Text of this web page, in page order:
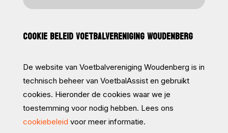
COOKIE BELEID VOETBALVERENIGING WOUDENBERG
De website van Voetbalvereniging Woudenberg is in
technisch beheer van VoetbalAssist en gebruikt
cookies. Hieronder de cookies waar we je
toestemming voor nodig hebben. Lees ons
cookiebeleid voor meer informatie.